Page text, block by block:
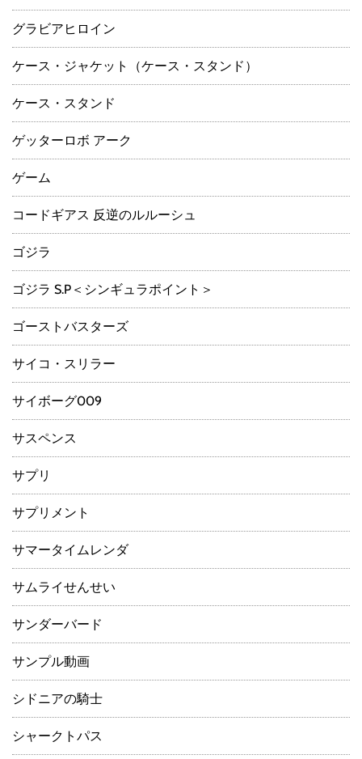
グラビアヒロイン
ケース・ジャケット（ケース・スタンド）
ケース・スタンド
ゲッターロボ アーク
ゲーム
コードギアス 反逆のルルーシュ
ゴジラ
ゴジラ S.P＜シンギュラポイント＞
ゴーストバスターズ
サイコ・スリラー
サイボーグ009
サスペンス
サプリ
サプリメント
サマータイムレンダ
サムライせんせい
サンダーバード
サンプル動画
シドニアの騎士
シャークトパス